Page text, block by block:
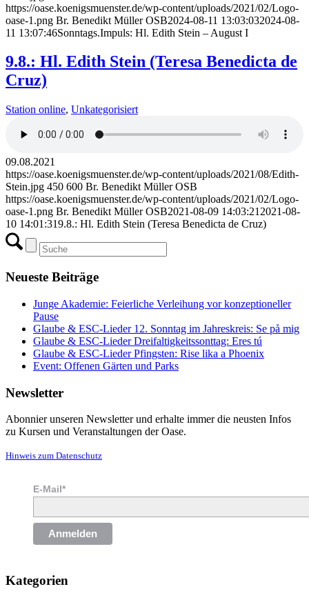
https://oase.koenigsmuenster.de/wp-content/uploads/2021/02/Logo-
oase-1.png Br. Benedikt Müller OSB2024-08-11 13:03:032024-08-
11 13:07:46Sonntags.Impuls: Hl. Edith Stein – August I
9.8.: Hl. Edith Stein (Teresa Benedicta de
Cruz)
Station online, Unkategorisiert
09.08.2021
https://oase.koenigsmuenster.de/wp-content/uploads/2021/08/Edith-
Stein.jpg 450 600 Br. Benedikt Müller OSB
https://oase.koenigsmuenster.de/wp-content/uploads/2021/02/Logo-
oase-1.png Br. Benedikt Müller OSB2021-08-09 14:03:21 2021-08-
10 14:01:319.8.: Hl. Edith Stein (Teresa Benedicta de Cruz)
Neueste Beiträge
Junge Akademie: Feierliche Verleihung vor konzeptioneller
Pause
Glaube & ESC-Lieder 12. Sonntag im Jahreskreis: Se på mig
Glaube & ESC-Lieder Dreifaltigkeitssonttag: Eres tú
Glaube & ESC-Lieder Pfingsten: Rise lika a Phoenix
Event: Offenen Gärten und Parks
Newsletter
Abonnier unseren Newsletter und erhalte immer die neusten Infos
zu Kursen und Veranstaltungen der Oase.
Hinweis zum Datenschutz
E-Mail*
Anmelden
Kategorien